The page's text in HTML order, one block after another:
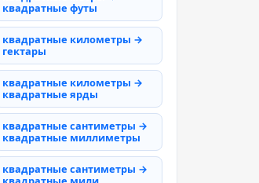
квадратные футы
квадратные километры →
гектары
квадратные километры →
квадратные ярды
квадратные сантиметры →
квадратные миллиметры
квадратные сантиметры →